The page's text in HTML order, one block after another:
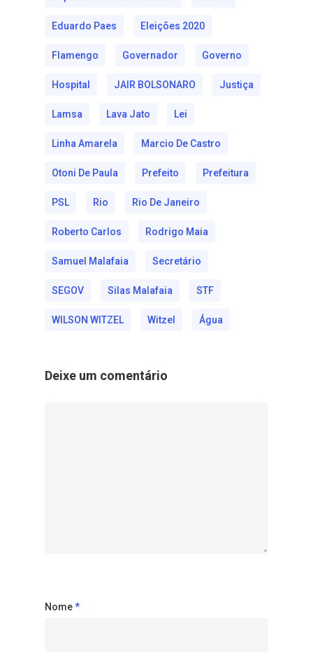
Eduardo Paes Eleições 2020
Flamengo Governador Governo
Hospital JAIR BOLSONARO Justiça
Lamsa Lava Jato Lei
Linha Amarela Marcio De Castro
Otoni De Paula Prefeito Prefeitura
PSL Rio Rio De Janeiro
Roberto Carlos Rodrigo Maia
Samuel Malafaia Secretário
SEGOV Silas Malafaia STF
WILSON WITZEL Witzel Água
Deixe um comentário
Nome*